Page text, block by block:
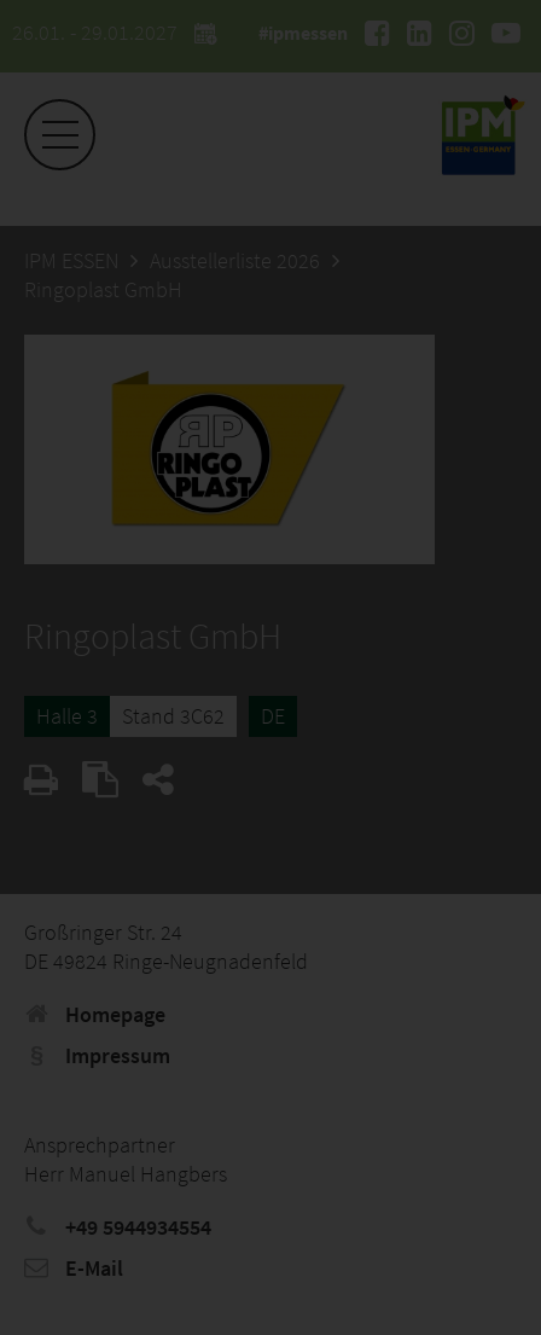
26.01. - 29.01.2027 #ipmessen
IPM ESSEN
Ausstellerliste 2026
Ringoplast GmbH
Ringoplast GmbH
Halle 3 Stand 3C62 DE
Großringer Str. 24
DE 49824 Ringe-Neugnadenfeld
Homepage
Impressum
Ansprechpartner
Herr Manuel Hangbers
+49 5944934554
E-Mail